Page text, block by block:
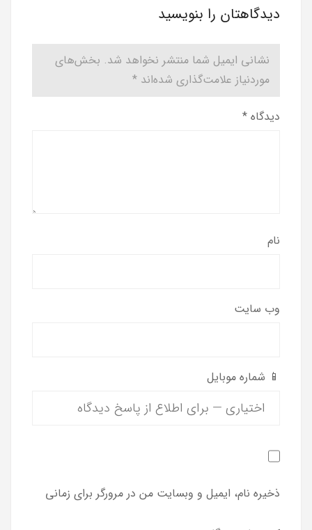
دیدگاهتان را بنویسید
نشانی ایمیل شما منتشر نخواهد شد. بخش‌های
موردنیاز علامت‌گذاری شده‌اند *
دیدگاه *
نام
وب‌ سایت
📱 شماره موبایل
ذخیره نام، ایمیل و وبسایت من در مرورگر برای زمانی